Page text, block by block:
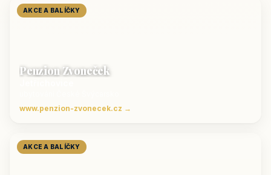
AKCE A BALÍČKY
Penzion Zvoneček
www.penzion-zvonecek.cz →
AKCE A BALÍČKY